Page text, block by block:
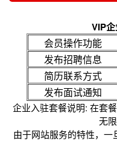
VIP
会员操作功能
发布招聘信息
简历联系方式
发布面试通知
企业入驻套餐说明: 在套
无
由于网站服务的特性，